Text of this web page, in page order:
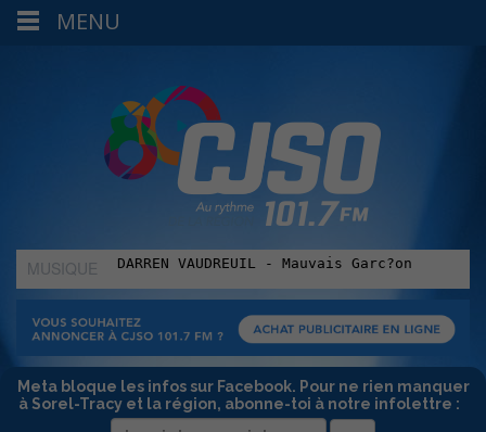
MUSIQUE
:
Meta bloque les infos sur Facebook. Pour ne rien manquer
à Sorel-Tracy et la région, abonne-toi à notre infolettre :
MENU